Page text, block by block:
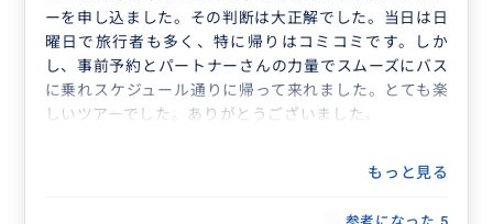
ーを申し込ました。その判断は大正解でした。当日は日
曜日で旅行者も多く、特に帰りはコミコミです。しか
し、事前予約とパートナーさんの力量でスムーズにバス
に乗れスケジュール通りに帰って来れました。とても楽
しいツアーでした。ありがとうございました。
もっと見る